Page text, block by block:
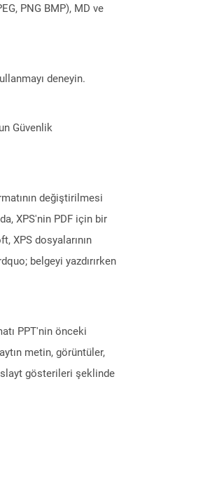
PNG BMP), MD ve
deneyin.
Güvenlik
değiştirilmesi
XPS'nin PDF için bir
XPS dosyalarının
belgeyi yazdırırken
PPT'nin önceki
metin, görüntüler,
gösterileri şeklinde